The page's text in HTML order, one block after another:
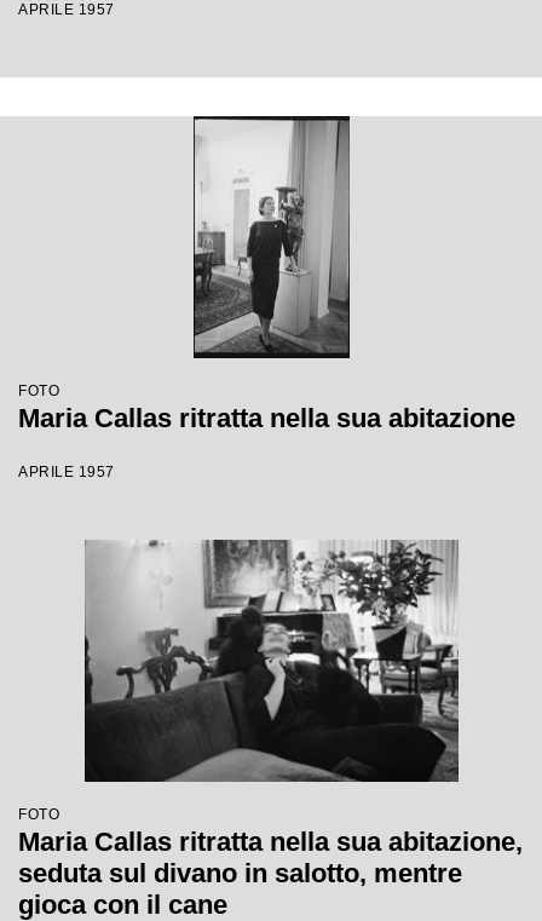
APRILE 1957
FOTO
Maria Callas ritratta nella sua abitazione
APRILE 1957
FOTO
Maria Callas ritratta nella sua abitazione,
seduta sul divano in salotto, mentre
gioca con il cane